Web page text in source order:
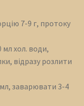
7-9 г, протоку
мл хол. води,
відразу розлити
заварювати 3-4